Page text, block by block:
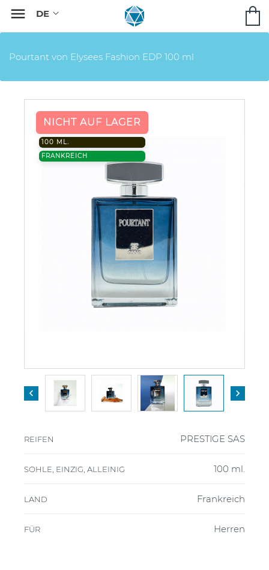

Pourtant von Elysees Fashion EDP 100 ml
NICHT AUF LAGER
100 ML.
FRANKREICH
 
REIFEN PRESTIGE SAS
SOHLE, EINZIG, ALLEINIG 100 ml.
LAND Frankreich
FÜR Herren